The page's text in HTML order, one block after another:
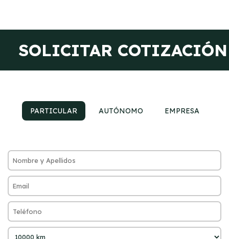
SOLICITAR COTIZACIÓN
PARTICULAR AUTÓNOMO EMPRESA